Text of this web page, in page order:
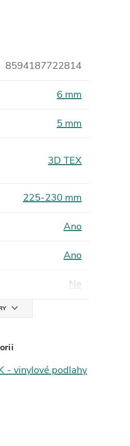
8594187722814
6 mm
5 mm
3D TEX
225-230 mm
Ano
Ano
Ne
- vinylové podlahy